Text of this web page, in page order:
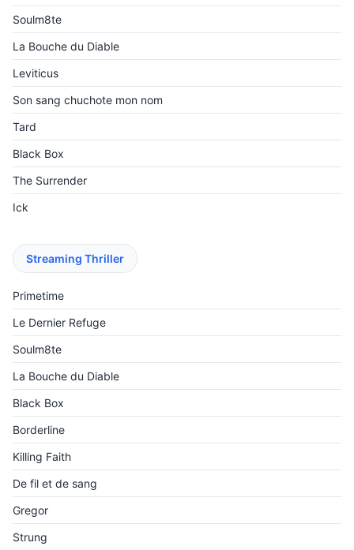
Soulm8te
La Bouche du Diable
Leviticus
Son sang chuchote mon nom
Tard
Black Box
The Surrender
Ick
Streaming Thriller
Primetime
Le Dernier Refuge
Soulm8te
La Bouche du Diable
Black Box
Borderline
Killing Faith
De fil et de sang
Gregor
Strung